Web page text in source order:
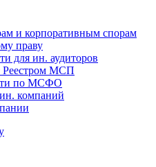
и корпоративным спорам
праву
для ин. аудиторов
Реестром МСП
по МСФО
компаний